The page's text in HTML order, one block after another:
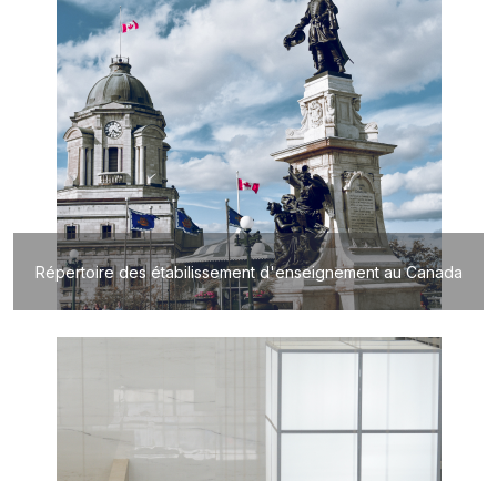
Répertoire des étabilissement d'enseignement au Canada